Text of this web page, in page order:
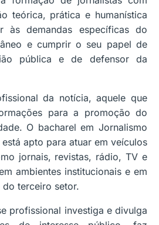
teórica, prática e humanística
às demandas específicas do
e cumprir o seu papel de
pública e de defensor da
da notícia, aquele que
para a promoção do
O bacharel em Jornalismo
apto para atuar em veículos
jornais, revistas, rádio, TV e
ambientes institucionais e em
terceiro setor.
profissional investiga e divulga